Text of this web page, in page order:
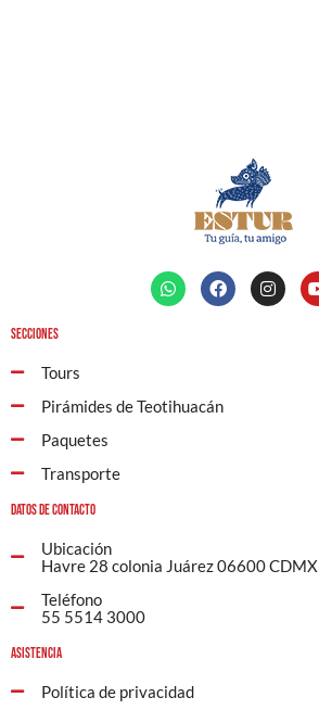
Secciones
Tours
Pirámides de Teotihuacán
Paquetes
Transporte
Datos de contacto
Ubicación
Havre 28 colonia Juárez 06600 CDMX
Teléfono
55 5514 3000
Asistencia
Política de privacidad